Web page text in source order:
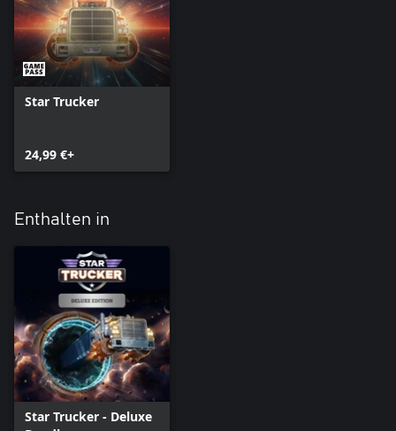
Star Trucker
24,99 €+
Enthalten in
Star Trucker - Deluxe